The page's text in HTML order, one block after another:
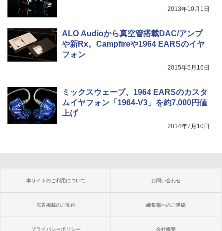
2013年10月1日
ALO Audioから真空管搭載DAC/アンプ
や新Rx。Campfireや1964 EARSのイヤ
フォン
2015年5月16日
ミックスウェーブ、1964 EARSのカスタ
ムイヤフォン「1964-V3」を約7,000円値
上げ
2014年7月10日
本サイトのご利用について お問い合わせ
広告掲載のご案内 編集部へのご連絡
プライバシーポリシー 会社概要